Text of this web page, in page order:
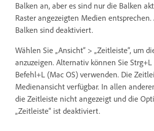
Balken an, aber es sind nur die Balken
Raster angezeigten Medien
Balken sind deaktiviert.
Wählen Sie „Ansicht“ > „Zeitleiste“, um
anzuzeigen. Alternativ können Sie Strg+L
Befehl+L (Mac OS) verwenden. Die
Medienansicht verfügbar. In allen
die Zeitleiste nicht angezeigt und die
„Zeitleiste“ ist deaktiviert.